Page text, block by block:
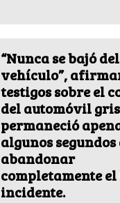
“Nunca se bajó del
vehículo”,
testigos sobre el
del automóvil
permaneció
algunos segundos
abandonar
completamente
incidente.